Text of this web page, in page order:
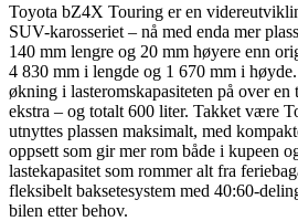
Toyota bZ4X Touring er en
SUV-karosseriet – nå med enda mer
140 mm lengre og 20 mm høyere enn
4 830 mm i lengde og 1 670 mm i
økning i lasteromskapasiteten på over
ekstra – og totalt 600 liter. Takket være
utnyttes plassen maksimalt, med
oppsett som gir mer rom både i kupeen
lastekapasitet som rommer alt fra
fleksibelt baksetesystem med 40:60-
bilen etter behov.